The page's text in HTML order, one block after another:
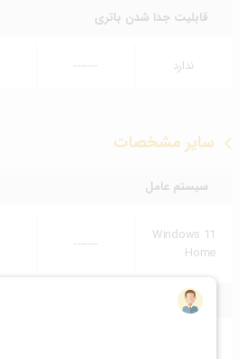
قابلیت جدا شدن باتری
ندارد -------
سایر مشخصات
سیستم عامل
Windows 11
Home
-------
لوازم همراه دستگاه